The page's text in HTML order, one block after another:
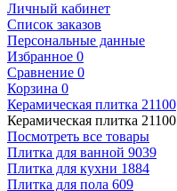
Личный кабинет
Список заказов
Персональные данные
Избранное 0
Сравнение 0
Корзина 0
Керамическая плитка 21100
Керамическая плитка 21100
Посмотреть все товары
Плитка для ванной 9039
Плитка для кухни 1884
Плитка для пола 609